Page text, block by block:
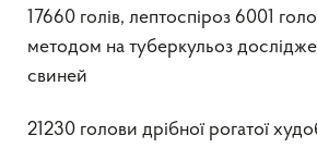
17660 голів, лептоспіроз 6001
методом на туберкульоз
свиней
21230 голови дрібної рогатої